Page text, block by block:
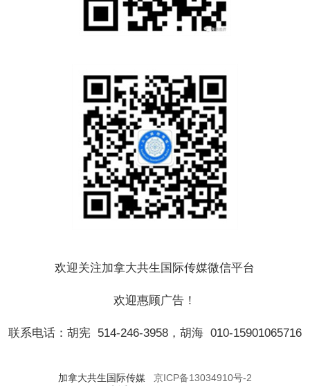
欢迎关注加拿大共生国际传媒微信平台
欢迎惠顾广告！
联系电话：胡宪 514-246-3958，胡海 010-15901065716
加拿大共生国际传媒 京ICP备13034910号-2